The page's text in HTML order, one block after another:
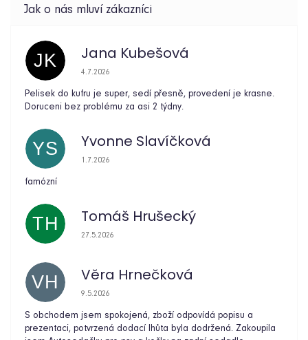
JK Jana Kubešová
Hodnocení obchodu je 5 z 5 hvězdiček.
4.7.2026
Pelisek do kufru je super, sedí přesně, provedení je krasne.
Doruceni bez problému za asi 2 týdny.
YS Yvonne Slavíčková
Hodnocení obchodu je 5 z 5 hvězdiček.
1.7.2026
famózní
TH Tomáš Hrušecký
Hodnocení obchodu je 5 z 5 hvězdiček.
27.5.2026
VH Věra Hrnečková
Hodnocení obchodu je 5 z 5 hvězdiček.
9.5.2026
S obchodem jsem spokojená, zboží odpovídá popisu a
prezentaci, potvrzená dodací lhůta byla dodržená. Zakoupila